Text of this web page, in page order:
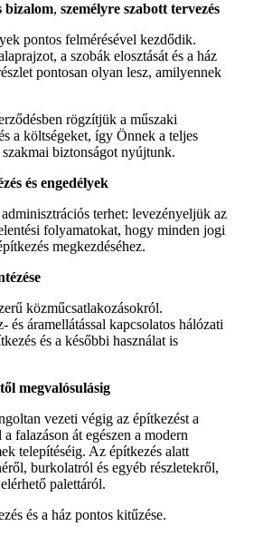
bizalom, személyre szabott tervezés
pontos felmérésével kezdődik.
a szobák elosztását és a ház
pontosan olyan lesz, amilyennek
rögzítjük a műszaki
a költségeket, így Önnek a teljes
biztonságot nyújtunk.
és engedélyek
terhet: levezényeljük az
folyamatokat, hogy minden jogi
megkezdéséhez.
közműcsatlakozásokról.
áramellátással kapcsolatos hálózati
és a későbbi használat is
megvalósulásig
vezeti végig az építkezést a
falazáson át egészen a modern
telepítéséig. Az építkezés alatt
burkolatról és egyéb részletekről,
palettáról.
és a ház pontos kitűzése.